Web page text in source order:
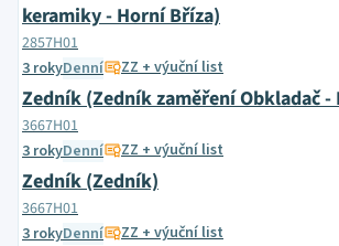
keramiky - Horní Bříza)
2857H01
3 rokyDenní ZZ + výuční list
Zedník (Zedník zaměření Obkladač
3667H01
3 rokyDenní ZZ + výuční list
Zedník (Zedník)
3667H01
3 rokyDenní ZZ + výuční list